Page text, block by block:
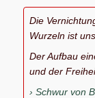
Die
Wurzeln ist
Der Aufbau
und der
Schwur von